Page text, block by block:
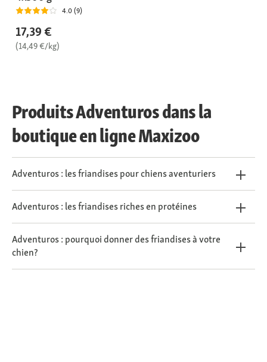
4.0 (9)
17,39 €
(14,49 €/kg)
Produits Adventuros dans la
boutique en ligne Maxizoo
Adventuros : les friandises pour chiens aventuriers
Adventuros : les friandises riches en protéines
Adventuros : pourquoi donner des friandises à votre
chien?